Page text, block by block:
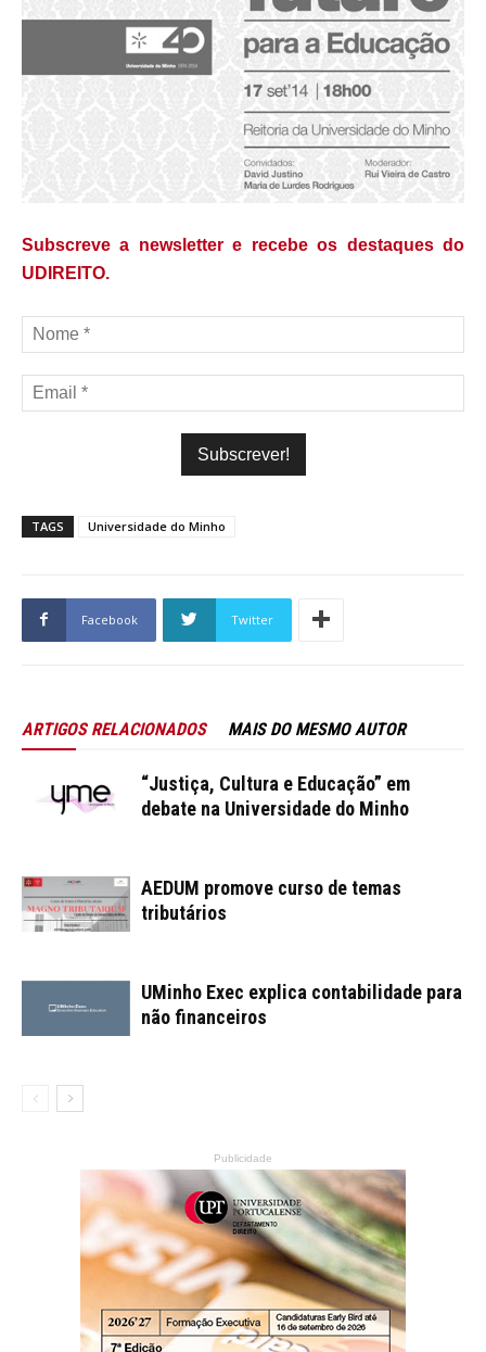
Subscreve a newsletter e recebe os destaques do
UDIREITO.
TAGS Universidade do Minho
Facebook Twitter
ARTIGOS RELACIONADOS MAIS DO MESMO AUTOR
“Justiça, Cultura e Educação” em
debate na Universidade do Minho
AEDUM promove curso de temas
tributários
UMinho Exec explica contabilidade para
não financeiros
Publicidade